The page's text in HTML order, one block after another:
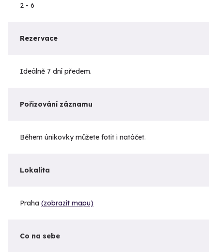
2 - 6
Rezervace
Ideálně 7 dní předem.
Pořizování záznamu
Během únikovky můžete fotit i natáčet.
Lokalita
Praha (zobrazit mapu)
Co na sebe